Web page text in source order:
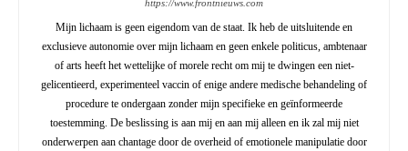
https://www.frontnieuws.com
Mijn lichaam is geen eigendom van de staat. Ik heb de uitsluitende en
exclusieve autonomie over mijn lichaam en geen enkele politicus, ambtenaar
of arts heeft het wettelijke of morele recht om mij te dwingen een niet-
gelicentieerd, experimenteel vaccin of enige andere medische behandeling of
procedure te ondergaan zonder mijn specifieke en geïnformeerde
toestemming. De beslissing is aan mij en aan mij alleen en ik zal mij niet
onderwerpen aan chantage door de overheid of emotionele manipulatie door